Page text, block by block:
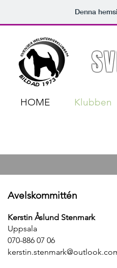
Denna
HOME Klubben
Avelskommittén
Kerstin Åslund Stenmark
Uppsala
070-886 07 06